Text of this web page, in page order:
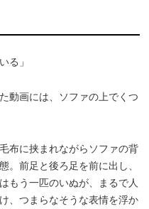
る」
動画には、ソファの上でくつ
布に挟まれながらソファの背
。前足と後ろ足を前に出し、
もう一匹のいぬが、まるで人
、つまらなそうな表情を浮か